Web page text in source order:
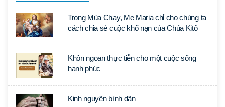
Trong Mùa Chay, Mẹ Maria chỉ cho chúng ta
cách chia sẻ cuộc khổ nạn của Chúa Kitô
Khôn ngoan thực tiễn cho một cuộc sống
hạnh phúc
Kinh nguyện bình dân